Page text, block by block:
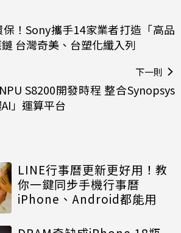
！Sony攜手14家業者打造「高品
台灣奇美、台塑化纖入列
下一則
S8200開發時程 整合Synopsys
」運算平台
LINE行事曆更新更好用！教
你一鍵同步手機行事曆
iPhone、Android都能用